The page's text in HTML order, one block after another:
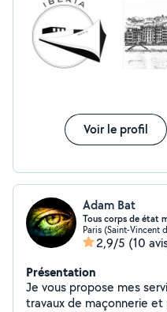
Voir le profil
Adam Bat
Tous corps de état
Paris (Saint-Vincent
2,9/5 (10
Présentation
Je vous propose mes
travaux de maçonnerie